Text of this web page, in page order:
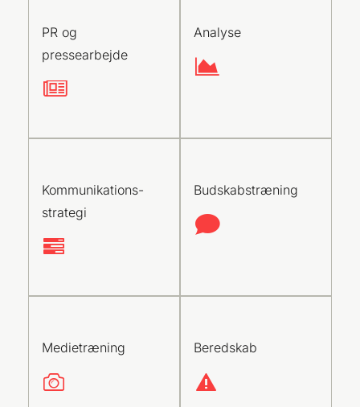
PR og
pressearbejde
Analyse
Kommunikations-
strategi
Budskabstræning
Medietræning Beredskab